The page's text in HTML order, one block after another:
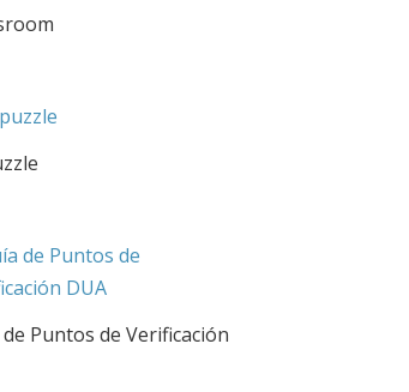
Puntos de Verificación